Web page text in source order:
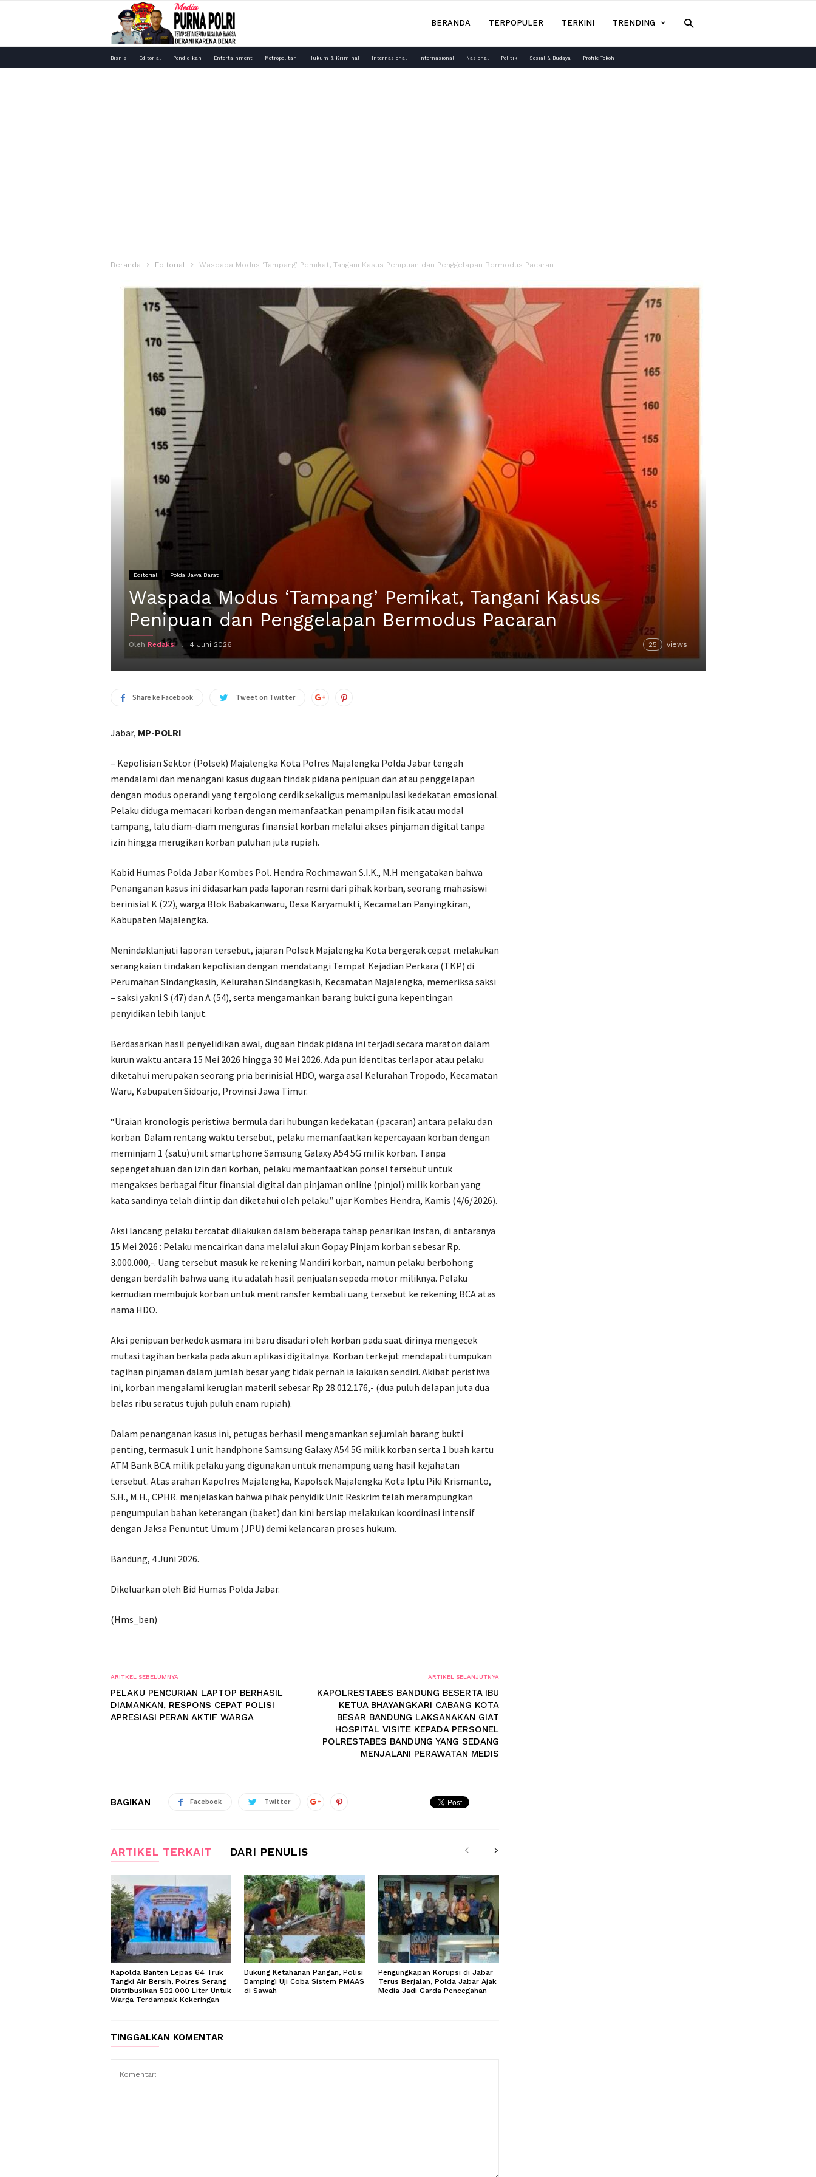
Purna
BERANDA TERPOPULER TERKINI TRENDING
Bisnis Editorial Pendidikan Entertainment Metropolitan Hukum & Kriminal Internasional Internasional Nasional Politik Sosial & Budaya Profile Tokoh
Beranda Editorial Waspada Modus ‘Tampang’ Pemikat, Tangani Kasus Penipuan dan Penggelapan Bermodus Pacaran
Editorial Polda Jawa Barat
Waspada Modus ‘Tampang’ Pemikat, Tangani Kasus
Penipuan dan Penggelapan Bermodus Pacaran
Oleh Redaksi 4 Juni 2026 25 views
Share ke Facebook Tweet on Twitter
Jabar, MP-POLRI
– ‎Kepolisian Sektor (Polsek) Majalengka Kota Polres Majalengka Polda Jabar tengah
mendalami dan menangani kasus dugaan tindak pidana penipuan dan atau penggelapan
dengan modus operandi yang tergolong cerdik sekaligus memanipulasi kedekatan emosional.
Pelaku diduga memacari korban dengan memanfaatkan penampilan fisik atau modal
tampang, lalu diam-diam menguras finansial korban melalui akses pinjaman digital tanpa
izin hingga merugikan korban puluhan juta rupiah.
Kabid Humas Polda Jabar ‎Kombes Pol. Hendra Rochmawan S.I.K., M.H mengatakan bahwa
Penanganan kasus ini didasarkan pada laporan resmi dari pihak korban, seorang mahasiswi
berinisial K (22), warga Blok Babakanwaru, Desa Karyamukti, Kecamatan Panyingkiran,
Kabupaten Majalengka.
Menindaklanjuti laporan tersebut, jajaran Polsek Majalengka Kota bergerak cepat melakukan
serangkaian tindakan kepolisian dengan mendatangi Tempat Kejadian Perkara (TKP) di
Perumahan Sindangkasih, Kelurahan Sindangkasih, Kecamatan Majalengka, memeriksa saksi
– saksi yakni S (47) dan A (54), serta mengamankan barang bukti guna kepentingan
penyidikan lebih lanjut.
‎Berdasarkan hasil penyelidikan awal, dugaan tindak pidana ini terjadi secara maraton dalam
kurun waktu antara 15 Mei 2026 hingga 30 Mei 2026. Ada pun identitas terlapor atau pelaku
diketahui merupakan seorang pria berinisial HDO, warga asal Kelurahan Tropodo, Kecamatan
Waru, Kabupaten Sidoarjo, Provinsi Jawa Timur.
“‎Uraian kronologis peristiwa bermula dari hubungan kedekatan (pacaran) antara pelaku dan
korban. Dalam rentang waktu tersebut, pelaku memanfaatkan kepercayaan korban dengan
meminjam 1 (satu) unit smartphone Samsung Galaxy A54 5G milik korban. Tanpa
sepengetahuan dan izin dari korban, pelaku memanfaatkan ponsel tersebut untuk
mengakses berbagai fitur finansial digital dan pinjaman online (pinjol) milik korban yang
kata sandinya telah diintip dan diketahui oleh pelaku.” ujar Kombes Hendra, Kamis (4/6/2026).
Aksi lancang pelaku tercatat dilakukan dalam beberapa tahap penarikan instan, di antaranya‎
15 Mei 2026 : Pelaku mencairkan dana melalui akun Gopay Pinjam korban sebesar Rp.
3.000.000,-. Uang tersebut masuk ke rekening Mandiri korban, namun pelaku berbohong
dengan berdalih bahwa uang itu adalah hasil penjualan sepeda motor miliknya. Pelaku
kemudian membujuk korban untuk mentransfer kembali uang tersebut ke rekening BCA atas
nama HDO.
Aksi penipuan berkedok asmara ini baru disadari oleh korban pada saat dirinya mengecek
mutasi tagihan berkala pada akun aplikasi digitalnya. Korban terkejut mendapati tumpukan
tagihan pinjaman dalam jumlah besar yang tidak pernah ia lakukan sendiri. Akibat peristiwa
ini, korban mengalami kerugian materil sebesar Rp 28.012.176,- (dua puluh delapan juta dua
belas ribu seratus tujuh puluh enam rupiah).
‎Dalam penanganan kasus ini, petugas berhasil mengamankan sejumlah barang bukti
penting, termasuk 1 unit handphone Samsung Galaxy A54 5G milik korban serta 1 buah kartu
ATM Bank BCA milik pelaku yang digunakan untuk menampung uang hasil kejahatan
tersebut. Atas arahan Kapolres Majalengka, Kapolsek Majalengka Kota Iptu Piki Krismanto,
S.H., M.H., CPHR. menjelaskan bahwa pihak penyidik Unit Reskrim telah merampungkan
pengumpulan bahan keterangan (baket) dan kini bersiap melakukan koordinasi intensif
dengan Jaksa Penuntut Umum (JPU) demi kelancaran proses hukum.
‎Bandung, 4 Juni 2026.
‎Dikeluarkan oleh Bid Humas Polda Jabar.
(Hms_ben)
ARITKEL SEBELUMNYA
PELAKU PENCURIAN LAPTOP BERHASIL
DIAMANKAN, RESPONS CEPAT POLISI
APRESIASI PERAN AKTIF WARGA
ARTIKEL SELANJUTNYA
KAPOLRESTABES BANDUNG BESERTA IBU
KETUA BHAYANGKARI CABANG KOTA
BESAR BANDUNG LAKSANAKAN GIAT
HOSPITAL VISITE KEPADA PERSONEL
POLRESTABES BANDUNG YANG SEDANG
MENJALANI PERAWATAN MEDIS
BAGIKAN Facebook Twitter
ARTIKEL TERKAIT DARI PENULIS
Kapolda Banten Lepas 64 Truk
Tangki Air Bersih, Polres Serang
Distribusikan 502.000 Liter Untuk
Warga Terdampak Kekeringan
Dukung Ketahanan Pangan, Polisi
Dampingi Uji Coba Sistem PMAAS
di Sawah
Pengungkapan Korupsi di Jabar
Terus Berjalan, Polda Jabar Ajak
Media Jadi Garda Pencegahan
TINGGALKAN KOMENTAR